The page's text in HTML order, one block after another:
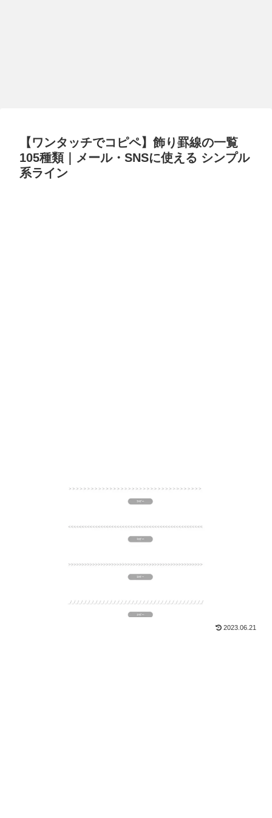
【ワンタッチでコピペ】飾り罫線の一覧
105種類｜メール・SNSに使える シンプル
系ライン
2023.06.21